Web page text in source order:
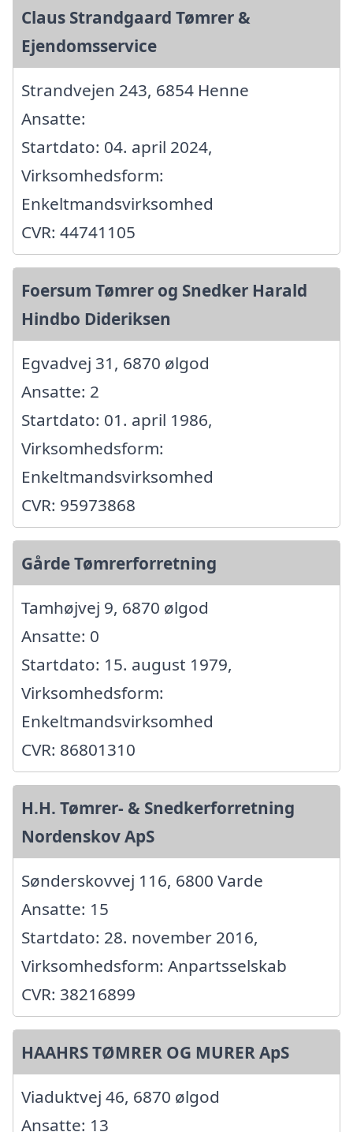
Claus Strandgaard Tømrer &
Ejendomsservice
Strandvejen 243, 6854 Henne
Ansatte:
Startdato: 04. april 2024,
Virksomhedsform:
Enkeltmandsvirksomhed
CVR: 44741105
Foersum Tømrer og Snedker Harald
Hindbo Dideriksen
Egvadvej 31, 6870 ølgod
Ansatte: 2
Startdato: 01. april 1986,
Virksomhedsform:
Enkeltmandsvirksomhed
CVR: 95973868
Gårde Tømrerforretning
Tamhøjvej 9, 6870 ølgod
Ansatte: 0
Startdato: 15. august 1979,
Virksomhedsform:
Enkeltmandsvirksomhed
CVR: 86801310
H.H. Tømrer- & Snedkerforretning
Nordenskov ApS
Sønderskovvej 116, 6800 Varde
Ansatte: 15
Startdato: 28. november 2016,
Virksomhedsform: Anpartsselskab
CVR: 38216899
HAAHRS TØMRER OG MURER ApS
Viaduktvej 46, 6870 ølgod
Ansatte: 13